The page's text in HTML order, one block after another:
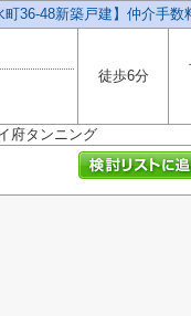
町36-48新築戸建】仲介手
徒歩6分
府タンニング